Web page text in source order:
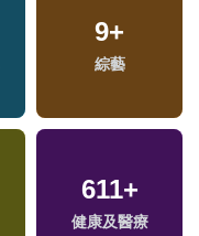
9+
綜藝
611+
健康及醫療